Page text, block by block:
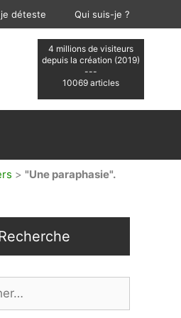
déteste Qui suis-je ?
4 millions de visiteurs
depuis la création (2019)
---
10069 articles
> "Une paraphasie".